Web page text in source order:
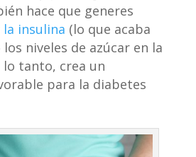
hace que generes
insulina (lo que acaba
niveles de azúcar en la
tanto, crea un
para la diabetes